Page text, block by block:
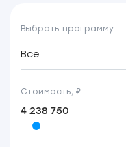
Выбрать программу
Все
Стоимость, ₽